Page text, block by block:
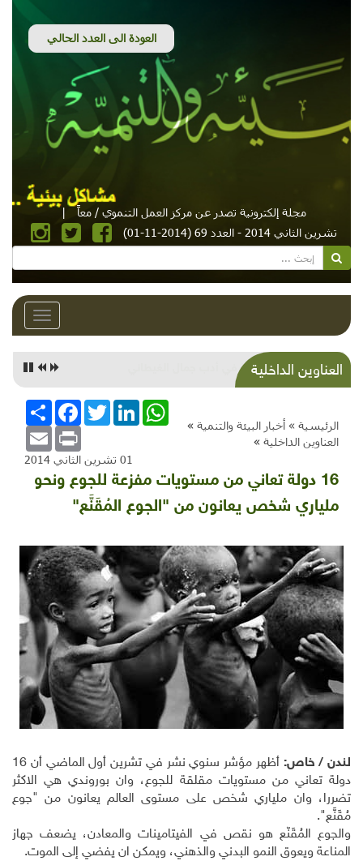
مجلة إلكترونية تصدر عن مركز العمل التنموي / معاً
|
تشرين الثاني 2014 - العدد 69 (2014-11-01)
Toggle
العناوين الداخليةالبيئة في أدب جمال الغيطاني
الرئيسية » أخبار البيئة والتنمية »
العناوين الداخلية »
انشر
FacebookTwitterLinkedInWhatsApp
Email Print
01 تشرين الثاني 2014
16 دولة تعاني من مستويات مفزعة للجوع ونحو
ملياري شخص يعانون من "الجوع المُقَنَّع"
لندن / خاص:
أظهر مؤشر سنوي نشر في تشرين أول الماضي أن 16
دولة تعاني من مستويات مقلقة للجوع، وان بوروندي هي الاكثر
تضررا، وان ملياري شخص على مستوى العالم يعانون من "جوع
مُقَنَّع".
والجوع المُقَنَّع هو نقص في الفيتامينات والمعادن، يضعف جهاز
المناعة ويعوق النمو البدني والذهني، ويمكن ان يفضي إلى الموت.